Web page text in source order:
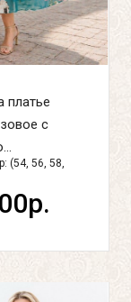
платье
с
(54, 56, 58,